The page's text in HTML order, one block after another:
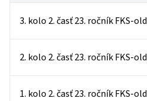
3. kolo 2. časť 23. ročník FKS-old
2. kolo 2. časť 23. ročník FKS-old
1. kolo 2. časť 23. ročník FKS-old